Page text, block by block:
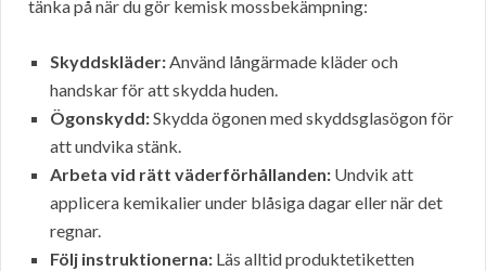
tänka på när du gör kemisk mossbekämpning:
Skyddskläder:Använd långärmade kläder och
handskar för att skydda huden.
Ögonskydd:Skydda ögonen med skyddsglasögon för
att undvika stänk.
Arbeta vid rätt väderförhållanden: Undvik att
applicera kemikalier under blåsiga dagar eller när det
regnar.
Följ instruktionerna: Läs alltid produktetiketten